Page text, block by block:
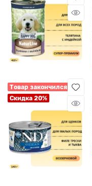
Товар закончился
Скидка 20%